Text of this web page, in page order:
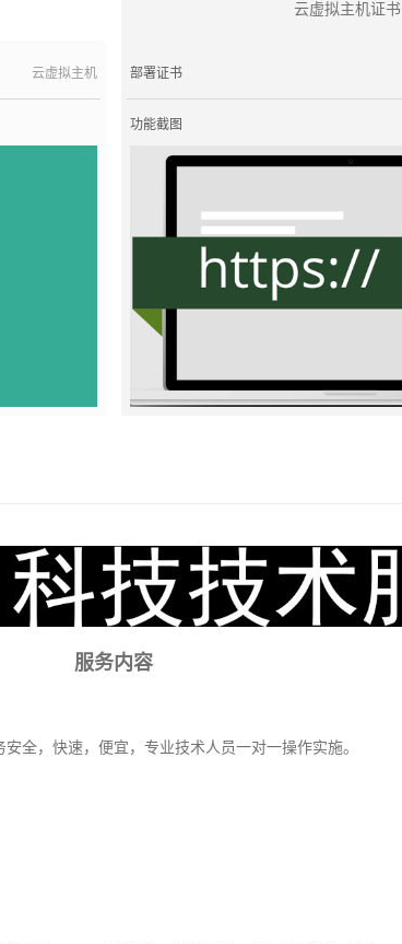
云虚拟主机
云虚拟主机证书
部署证书
功能截图
服务内容
全，快速，便宜，专业技术人员一对一操作实施。